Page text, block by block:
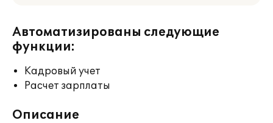
Автоматизированы следующие
функции:
Кадровый учет
Расчет зарплаты
Описание